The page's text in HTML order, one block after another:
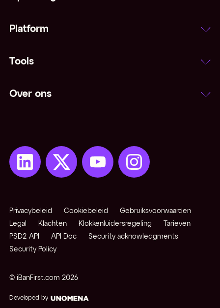
Notering
Open positie
Opkomende / exotische valuta
Platform
Tools
Over ons
© iBanFirst.com 2026
Developed by
Privacybeleid Cookiebeleid
Gebruiksvoorwaarden
Legal
Klachten Klokkenluidersregeling
Tarieven
PSD2 API
API Doc
Security acknowledgments
Security Policy